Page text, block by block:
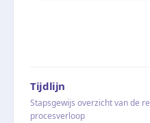
Tijdlijn
Stapsgewijs overzicht van de
procesverloop